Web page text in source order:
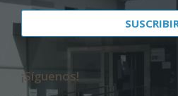
¡Síguenos!